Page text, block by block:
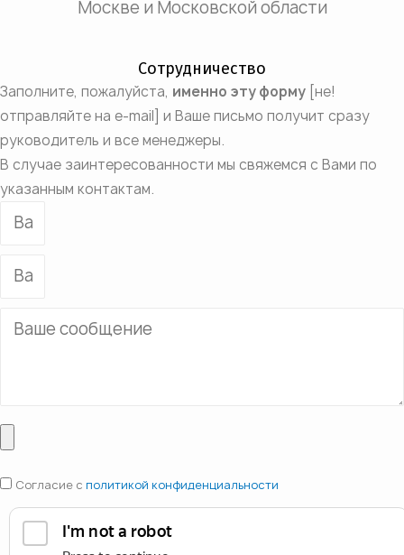
Москве и Московской области
Сотрудничество
Заполните, пожалуйста, именно эту форму [не!
отправляйте на e-mail] и Ваше письмо получит сразу
руководитель и все менеджеры.
В случае заинтересованности мы свяжемся с Вами по
указанным контактам.
Согласие с политикой конфиденциальности